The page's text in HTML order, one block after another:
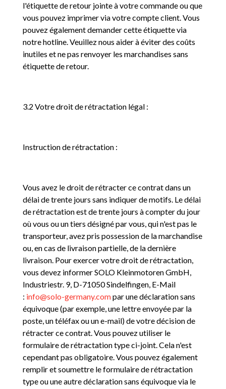
l'étiquette de retour jointe à votre commande ou que
vous pouvez imprimer via votre compte client. Vous
pouvez également demander cette étiquette via
notre hotline. Veuillez nous aider à éviter des coûts
inutiles et ne pas renvoyer les marchandises sans
étiquette de retour.
3.2 Votre droit de rétractation légal :
Instruction de rétractation :
Vous avez le droit de rétracter ce contrat dans un
délai de trente jours sans indiquer de motifs. Le délai
de rétractation est de trente jours à compter du jour
où vous ou un tiers désigné par vous, qui n'est pas le
transporteur, avez pris possession de la marchandise
ou, en cas de livraison partielle, de la dernière
livraison. Pour exercer votre droit de rétractation,
vous devez informer SOLO Kleinmotoren GmbH,
Industriestr. 9, D-71050 Sindelfingen, E-Mail
: info@solo-germany.compar une déclaration sans
équivoque (par exemple, une lettre envoyée par la
poste, un téléfax ou un e-mail) de votre décision de
rétracter ce contrat. Vous pouvez utiliser le
formulaire de rétractation type ci-joint. Cela n'est
cependant pas obligatoire. Vous pouvez également
remplir et soumettre le formulaire de rétractation
type ou une autre déclaration sans équivoque via le